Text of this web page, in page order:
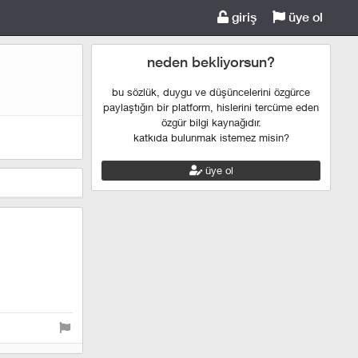
giriş üye ol
neden bekliyorsun?
bu sözlük, duygu ve düşüncelerini özgürce
paylaştığın bir platform, hislerini tercüme eden
özgür bilgi kaynağıdır.
katkıda bulunmak istemez misin?
üye ol